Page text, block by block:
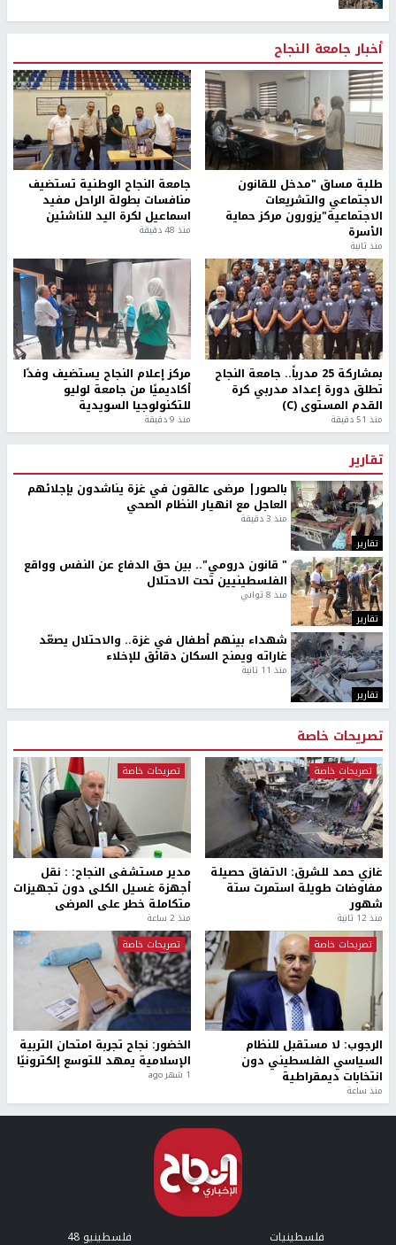
أخبار جامعة النجاح
طلبة مساق "مدخل للقانون
الاجتماعي والتشريعات
الاجتماعية"يزورون مركز حماية
الأسرة
منذ ثانية
جامعة النجاح الوطنية تستضيف
منافسات بطولة الراحل مفيد
اسماعيل لكرة اليد للناشئين
منذ 48 دقيقة
بمشاركة 25 مدرباً.. جامعة النجاح
تطلق دورة إعداد مدربي كرة
القدم المستوى (C)
منذ 51 دقيقة
مركز إعلام النجاح يستضيف وفدًا
أكاديميًا من جامعة لوليو
للتكنولوجيا السويدية
منذ 9 دقيقة
تقارير
تقارير
بالصور| مرضى عالقون في غزة يناشدون بإجلائهم
العاجل مع انهيار النظام الصحي
منذ 3 دقيقة
تقارير
" قانون درومي".. بين حق الدفاع عن النفس وواقع
الفلسطينيين تحت الاحتلال
منذ 8 ثواني
تقارير
شهداء بينهم أطفال في غزة.. والاحتلال يصعّد
غاراته ويمنح السكان دقائق للإخلاء
منذ 11 ثانية
تصريحات خاصة
تصريحات خاصة
غازي حمد للشرق: الاتفاق حصيلة
مفاوضات طويلة استمرت ستة
شهور
منذ 12 ثانية
تصريحات خاصة
مدير مستشفى النجاح: : نقل
أجهزة غسيل الكلى دون تجهيزات
متكاملة خطر على المرضى
منذ 2 ساعة
تصريحات خاصة
الرجوب: لا مستقبل للنظام
السياسي الفلسطيني دون
انتخابات ديمقراطية
منذ ساعة
تصريحات خاصة
الخضور: نجاح تجربة امتحان التربية
الإسلامية يمهد للتوسع إلكترونيًا
1 شهر ago
فلسطينيات فلسطينيو 48